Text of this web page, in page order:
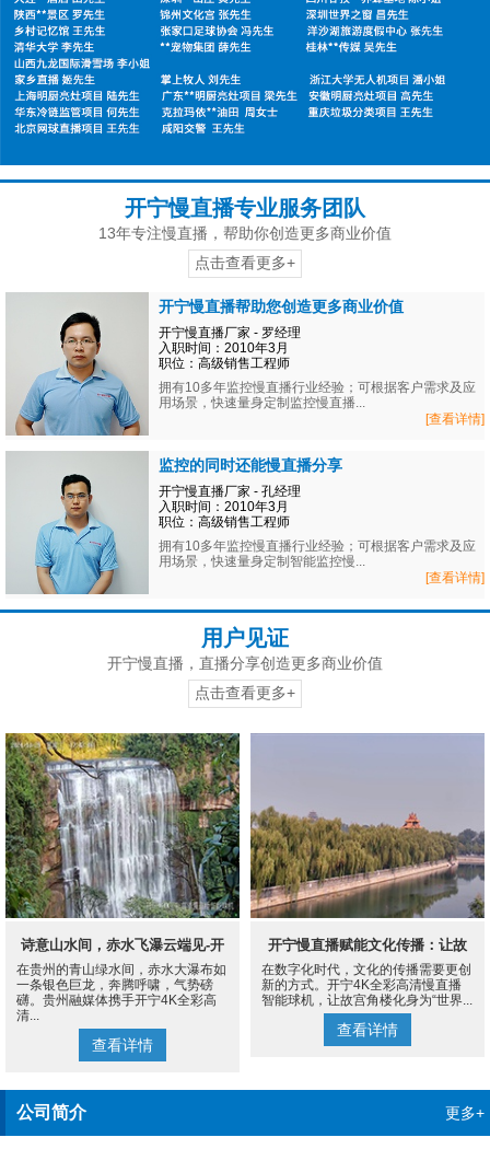
开宁慢直播专业服务团队
13年专注慢直播，帮助你创造更多商业价值
点击查看更多+
开宁慢直播帮助您创造更多商业价值
开宁慢直播厂家 - 罗经理
入职时间：2010年3月
职位：高级销售工程师
拥有10多年监控慢直播行业经验；可根据客户需求及应
用场景，快速量身定制监控慢直播...
[查看详情]
监控的同时还能慢直播分享
开宁慢直播厂家 - 孔经理
入职时间：2010年3月
职位：高级销售工程师
拥有10多年监控慢直播行业经验；可根据客户需求及应
用场景，快速量身定制智能监控慢...
[查看详情]
用户见证
开宁慢直播，直播分享创造更多商业价值
点击查看更多+
诗意山水间，赤水飞瀑云端见-开
宁4K慢直播摄像机
在贵州的青山绿水间，赤水大瀑布如
一条银色巨龙，奔腾呼啸，气势磅
礴。贵州融媒体携手开宁4K全彩高
清...
查看详情
开宁慢直播赋能文化传播：让故
宫角楼成为世界的文化客厅
在数字化时代，文化的传播需要更创
新的方式。开宁4K全彩高清慢直播
智能球机，让故宫角楼化身为“世界...
查看详情
公司简介 更多+